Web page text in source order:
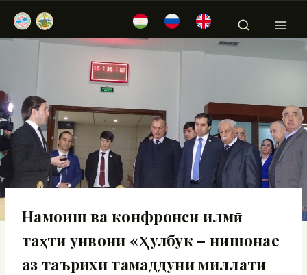
Намоиш ва конфронси илмӣ
таҳти унвони «Ҳулбук – нишонае
аз таърихи тамаддуни миллати